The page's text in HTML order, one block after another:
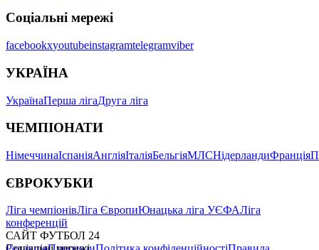
Соціальні мережі
facebookxyoutubeinstagramtelegramviber
УКРАЇНА
УкраїнаПерша лігаДруга ліга
ЧЕМПІОНАТИ
НімеччинаІспаніяАнгліяІталіяБельгіяМЛСНідерландиФранція
ЄВРОКУБКИ
Ліга чемпіонівЛіга ЄвропиЮнацька ліга УЄФАЛіга
конференцій
САЙТ ФУТБОЛ 24